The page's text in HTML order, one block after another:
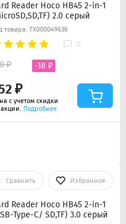
Reader Hoco HB45 2-in-1
2.0 серый
товара: ТХ000049636
0
₽
₽ -18 ₽
с учетом скидки
акции. Подробнее
Сравнить Избранное
Reader Hoco HB45 2-in-1
Type-C/ SD,TF) 3.0 серый